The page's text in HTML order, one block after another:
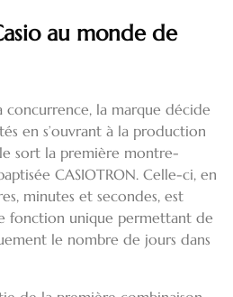
au monde de
la marque décide
en s’ouvrant à la production
sort la première montre-
CASIOTRON. Celle-ci, en
minutes et secondes, est
fonction unique permettant de
le nombre de jours dans